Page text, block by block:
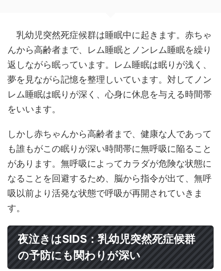
乳幼児突然死症候群は睡眠中に起きます。赤ちゃ
んから高齢者まで、レム睡眠とノンレム睡眠を繰り
返しながら眠っています。レム睡眠は眠りが浅く、
夢を見ながら記憶を整理しいています。対してノン
レム睡眠は眠りが深く、心身に休息を与える時間帯
をいいます。
しかし赤ちゃんから高齢者まで、健康な人であって
も誰もがこの眠りが深い時間帯に無呼吸に陥ること
があります。無呼吸によってカラダが危険な状態に
なることを回避するため、脳から指令が出て、無呼
吸以前より活発な状態で呼吸が再開されていきま
す。
夜泣きはSIDS：乳幼児突然死症候群
の予防にも関わりが深い